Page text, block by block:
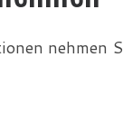
nehmen